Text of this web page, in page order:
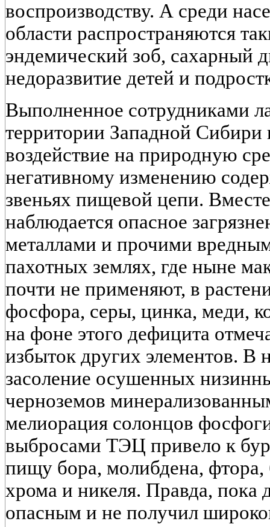
воспроизводству. А среди
области распространяются
эндемический зоб, сахарный
недоразвитие детей и
Выполненное сотрудниками
территории Западной Сибири
воздействие на природную
негативному изменению
звеньях пищевой цепи.
наблюдается опасное
металлами и прочими
пахотных землях, где ныне
почти не применяют, в
фосфора, серы, цинка, меди,
на фоне этого дефицита
избыток других элементов. В
засоление осушенных
черноземов
мелиорация солонцов
выбросами ТЭЦ привело к
пищу бора, молибдена, фтора,
хрома и никеля. Правда, пока
опасным и не получил